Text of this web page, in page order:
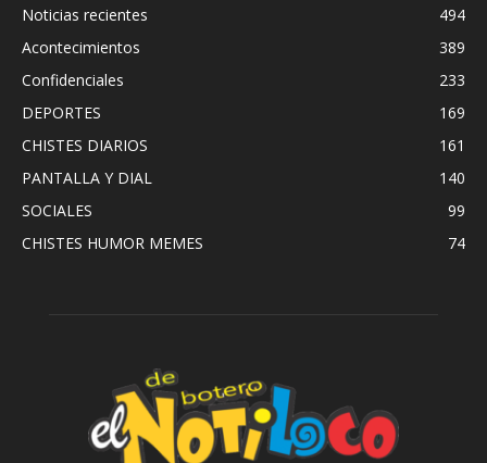
Noticias recientes
494
Acontecimientos
389
Confidenciales
233
DEPORTES
169
CHISTES DIARIOS
161
PANTALLA Y DIAL
140
SOCIALES
99
CHISTES HUMOR MEMES
74